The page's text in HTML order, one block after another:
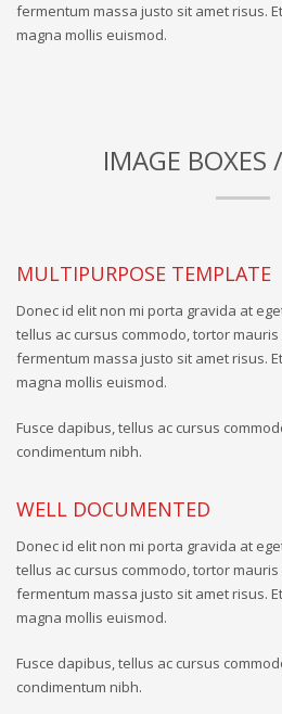
fermentum massa justo sit amet risus.
magna mollis euismod.
IMAGE BOXES
MULTIPURPOSE TEMPLATE
Donec id elit non mi porta gravida at
tellus ac cursus commodo, tortor
fermentum massa justo sit amet risus.
magna mollis euismod.
Fusce dapibus, tellus ac cursus
condimentum nibh.
WELL DOCUMENTED
Donec id elit non mi porta gravida at
tellus ac cursus commodo, tortor
fermentum massa justo sit amet risus.
magna mollis euismod.
Fusce dapibus, tellus ac cursus
condimentum nibh.